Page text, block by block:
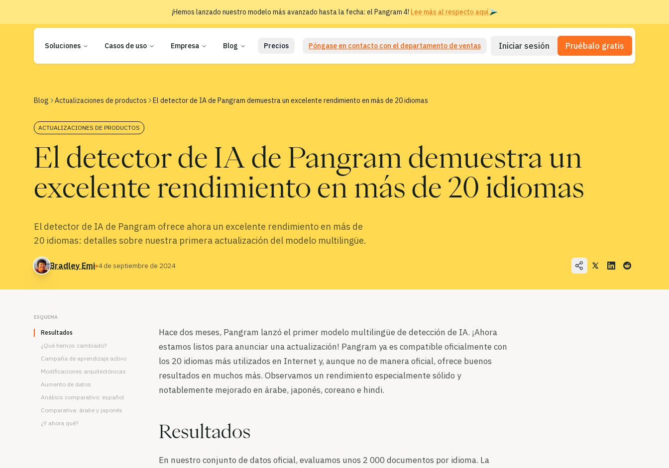
¡Hemos lanzado nuestro modelo más avanzado hasta la fecha: el Pangram 4! Lee más al respecto aquí.
Soluciones Casos de uso Empresa Blog Precios Póngase en contacto con el departamento de ventas Iniciar sesión Pruébalo gratis
Blog Actualizaciones de productos El detector de IA de Pangram demuestra un excelente rendimiento en más de 20 idiomas
ACTUALIZACIONES DE PRODUCTOS
El detector de IA de Pangram demuestra un
excelente rendimiento en más de 20 idiomas
El detector de IA de Pangram ofrece ahora un excelente rendimiento en más de
20 idiomas: detalles sobre nuestra primera actualización del modelo multilingüe.
Bradley Emi▪4 de septiembre de 2024
ESQUEMA
Resultados
¿Qué hemos cambiado?
Campaña de aprendizaje activo
Modificaciones arquitectónicas
Aumento de datos
Análisis comparativo: español
Comparativa: árabe y japonés
¿Y ahora qué?
Hace dos meses, Pangram lanzó el primer modelo multilingüe de detección de IA. ¡Ahora
estamos listos para anunciar una actualización! Pangram ya es compatible oficialmente con
los 20 idiomas más utilizados en Internet y, aunque no de manera oficial, ofrece buenos
resultados en muchos más. Observamos un rendimiento especialmente sólido y
notablemente mejorado en árabe, japonés, coreano e hindi.
Resultados
En nuestro conjunto de datos oficial, evaluamos unos 2 000 documentos por idioma. La